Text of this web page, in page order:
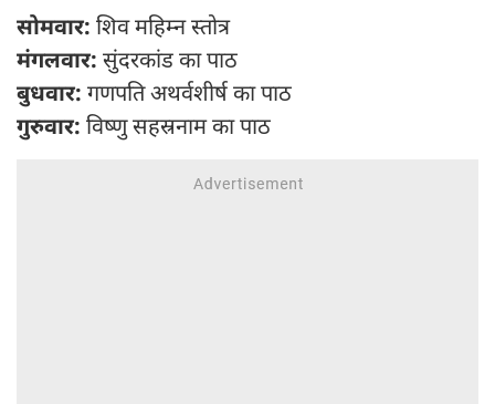
सोमवार: शिव महिम्न स्तोत्र
मंगलवार: सुंदरकांड का पाठ
बुधवार: गणपति अथर्वशीर्ष का पाठ
गुरुवार: विष्णु सहस्रनाम का पाठ